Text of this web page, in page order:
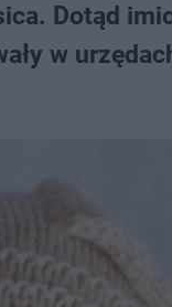
Dotąd
w